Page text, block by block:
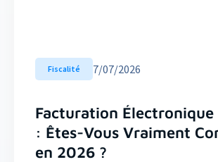
Fiscalité 7/07/2026
Facturation Électronique
: Êtes-Vous Vraiment
en 2026 ?